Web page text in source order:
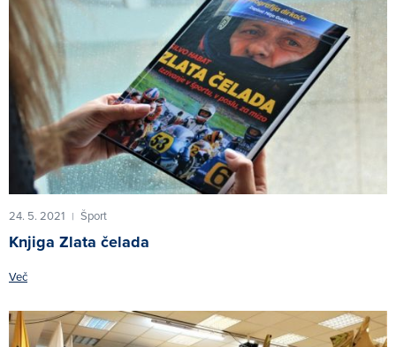
24. 5. 2021 | Šport
Knjiga Zlata čelada
Več